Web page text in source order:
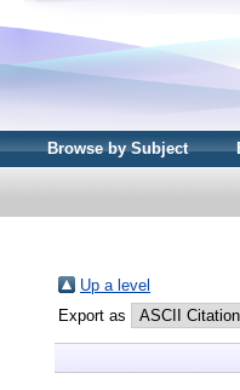
Browse by Subject
Up a level
Export as